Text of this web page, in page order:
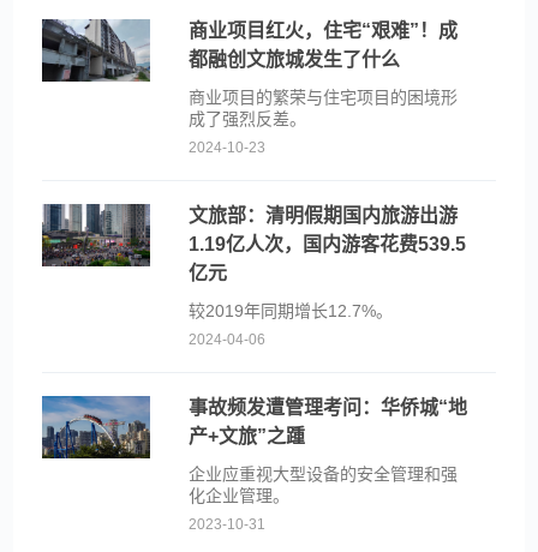
商业项目红火，住宅“艰难”！成
都融创文旅城发生了什么
商业项目的繁荣与住宅项目的困境形
成了强烈反差。
2024-10-23
文旅部：清明假期国内旅游出游
1.19亿人次，国内游客花费539.5
亿元
较2019年同期增长12.7%。
2024-04-06
事故频发遭管理考问：华侨城“地
产+文旅”之踵
企业应重视大型设备的安全管理和强
化企业管理。
2023-10-31